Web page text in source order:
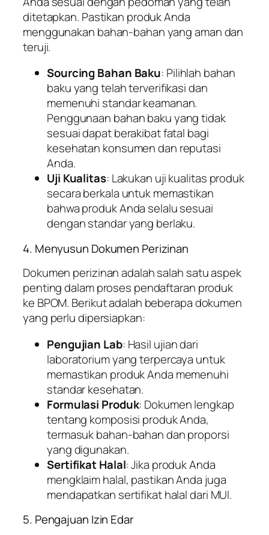
ditetapkan. Pastikan produk Anda
menggunakan bahan-bahan yang aman dan
teruji.
Sourcing Bahan Baku: Pilihlah bahan
baku yang telah terverifikasi dan
memenuhi standar keamanan.
Penggunaan bahan baku yang tidak
sesuai dapat berakibat fatal bagi
kesehatan konsumen dan reputasi
Anda.
Uji Kualitas: Lakukan uji kualitas produk
secara berkala untuk memastikan
bahwa produk Anda selalu sesuai
dengan standar yang berlaku.
4. Menyusun Dokumen Perizinan
Dokumen perizinan adalah salah satu aspek
penting dalam proses pendaftaran produk
ke BPOM. Berikut adalah beberapa dokumen
yang perlu dipersiapkan:
Pengujian Lab: Hasil ujian dari
laboratorium yang terpercaya untuk
memastikan produk Anda memenuhi
standar kesehatan.
Formulasi Produk: Dokumen lengkap
tentang komposisi produk Anda,
termasuk bahan-bahan dan proporsi
yang digunakan.
Sertifikat Halal: Jika produk Anda
mengklaim halal, pastikan Anda juga
mendapatkan sertifikat halal dari MUI.
5. Pengajuan Izin Edar